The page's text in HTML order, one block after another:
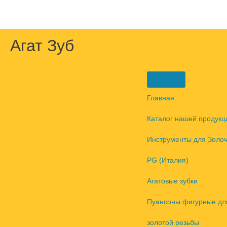
содержимому
Агат Зуб
Главная
Каталог нашей
Инструменты для
PG (Италия)
Агатовые зубки
Пуансоны фигурные
золотой резьбы